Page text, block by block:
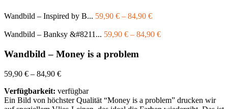
Wandbild – Inspired by B... 59,90 € – 84,90 €
Wandbild – Banksy &#8211... 59,90 € – 84,90 €
Wandbild – Money is a problem
59,90 € – 84,90 €
Verfügbarkeit: verfügbar
Ein Bild von höchster Qualität “Money is a problem” drucken wir